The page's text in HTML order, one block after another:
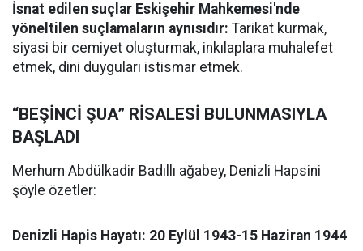
İsnat edilen suçlar Eskişehir Mahkemesi'nde
yöneltilen suçlamaların aynısıdır: Tarikat kurmak,
siyasi bir cemiyet oluşturmak, inkılaplara muhalefet
etmek, dini duyguları istismar etmek.
“BEŞİNCİ ŞUA” RİSALESİ BULUNMASIYLA
BAŞLADI
Merhum Abdülkadir Badıllı ağabey, Denizli Hapsini
şöyle özetler:
Denizli Hapis Hayatı: 20 Eylül 1943-15 Haziran 1944